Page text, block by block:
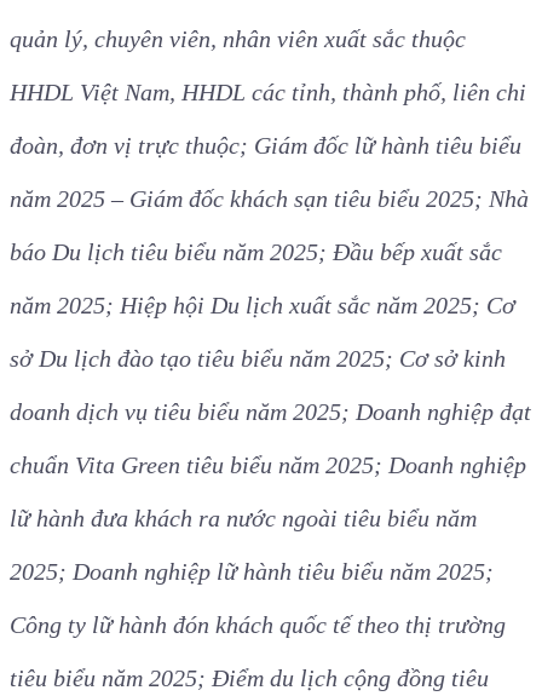
quản lý, chuyên viên, nhân viên xuất sắc thuộc
HHDL Việt Nam, HHDL các tỉnh, thành phố, liên chi
đoàn, đơn vị trực thuộc; Giám đốc lữ hành tiêu biểu
năm 2025 – Giám đốc khách sạn tiêu biểu 2025; Nhà
báo Du lịch tiêu biểu năm 2025; Đầu bếp xuất sắc
năm 2025; Hiệp hội Du lịch xuất sắc năm 2025; Cơ
sở Du lịch đào tạo tiêu biểu năm 2025; Cơ sở kinh
doanh dịch vụ tiêu biểu năm 2025; Doanh nghiệp đạt
chuẩn Vita Green tiêu biểu năm 2025; Doanh nghiệp
lữ hành đưa khách ra nước ngoài tiêu biểu năm
2025; Doanh nghiệp lữ hành tiêu biểu năm 2025;
Công ty lữ hành đón khách quốc tế theo thị trường
tiêu biểu năm 2025; Điểm du lịch cộng đồng tiêu